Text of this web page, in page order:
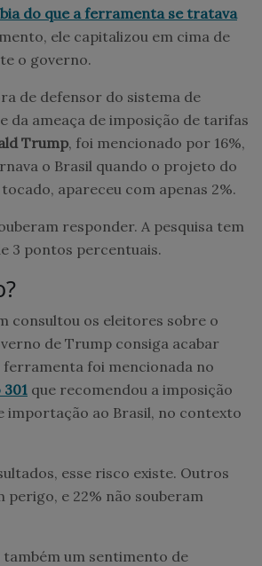
do que a ferramenta se tratava
ele capitalizou em cima de
o governo.
de defensor do sistema de
da ameaça de imposição de tarifas
Trump, foi mencionado por 16%,
o Brasil quando o projeto do
apareceu com apenas 2%.
responder. A pesquisa tem
3 pontos percentuais.
consultou os eleitores sobre o
de Trump consiga acabar
ferramenta foi mencionada no
que recomendou a imposição
importação ao Brasil, no contexto
esse risco existe. Outros
perigo, e 22% não souberam
também um sentimento de